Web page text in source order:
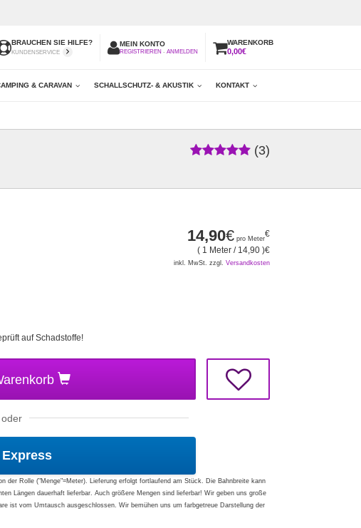
BRAUCHEN SIE HILFE?
KUNDENSERVICE
MEIN KONTO
REGISTRIEREN - ANMELDEN
WARENKORB
0,00€
& CARAVAN SCHALLSCHUTZ- & AKUSTIK KONTAKT
(3)
14,90 €
pro Meter
( 1 Meter / 14,90 €
)
inkl. MwSt. zzgl. Versandkosten
auf Schadstoffe!
oder
Express
der Rolle ("Menge"=Meter). Lieferung erfolgt fortlaufend am Stück. Die Bahnbreite kann
Längen dauerhaft lieferbar. Auch größere Mengen sind lieferbar! Wir geben uns große
ist vom Umtausch ausgeschlossen. Wir bemühen uns um farbgetreue Darstellung der